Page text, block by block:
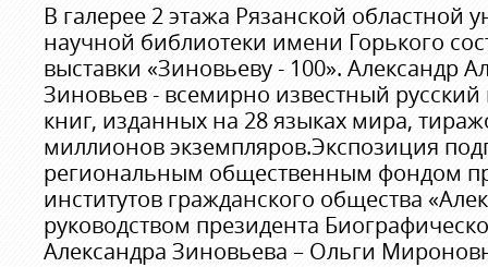
В галерее 2 этажа Рязанской областной
научной библиотеки имени Горького
выставки «Зиновьеву - 100». Александр
Зиновьев - всемирно известный русский
книг, изданных на 28 языках мира,
миллионов экземпляров.Экспозиция
региональным общественным фондом
институтов гражданского общества
руководством президента
Александра Зиновьева – Ольги